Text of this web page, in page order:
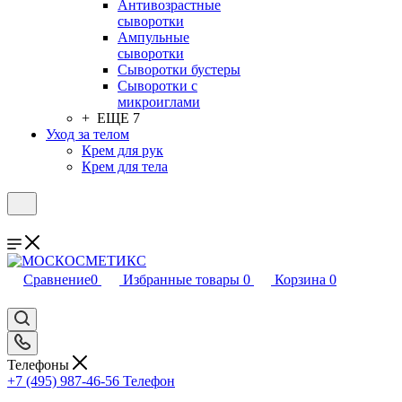
Антивозрастные
сыворотки
Ампульные
сыворотки
Сыворотки бустеры
Сыворотки с
микроиглами
+ ЕЩЕ 7
Уход за телом
Крем для рук
Крем для тела
Сравнение0 Избранные товары 0 Корзина 0
Телефоны
+7 (495) 987-46-56 Телефон